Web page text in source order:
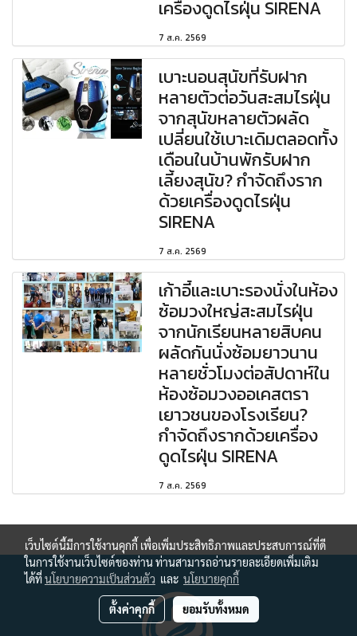
เครื่องดูดไรฝุ่น SIRENA
7 ส.ค. 2569
เบาะนอนสุนัขที่รับฝาก
หลายตัวต่อวันสะสมไรฝุ่น
จากสุนัขหลายตัวผลัด
เปลี่ยนใช้เบาะเดิมตลอดทั้ง
เดือนในบ้านพักรับฝาก
เลี้ยงสุนัข? กำจัดถึงราก
ด้วยเครื่องดูดไรฝุ่น
SIRENA
7 ส.ค. 2569
เก้าอี้และเบาะรองนั่งในห้อง
ซ้อมวงใหญ่สะสมไรฝุ่น
จากนักเรียนหลายสิบคน
ผลัดกันนั่งซ้อมยาวนาน
หลายชั่วโมงต่อสัปดาห์ใน
ห้องซ้อมวงออเคสตรา
เยาวชนของโรงเรียน?
กำจัดถึงรากด้วยเครื่อง
ดูดไรฝุ่น SIRENA
7 ส.ค. 2569
เว็บไซต์นี้มีการใช้งานคุกกี้ เพื่อเพิ่มประสิทธิภาพและประสบการณ์ที่ดี
ในการใช้งานเว็บไซต์ของท่าน ท่านสามารถอ่านรายละเอียดเพิ่มเติม
ได้ที่นโยบายความเป็นส่วนตัว และ นโยบายคุกกี้
ตั้งค่าคุกกี้ ยอมรับทั้งหมด